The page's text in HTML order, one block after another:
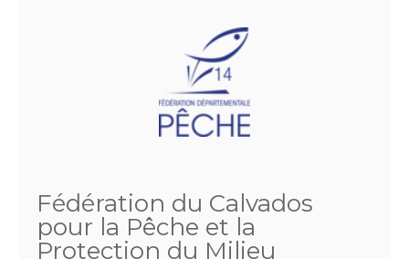
Fédération du Calvados
pour la Pêche et la
Protection du Milieu